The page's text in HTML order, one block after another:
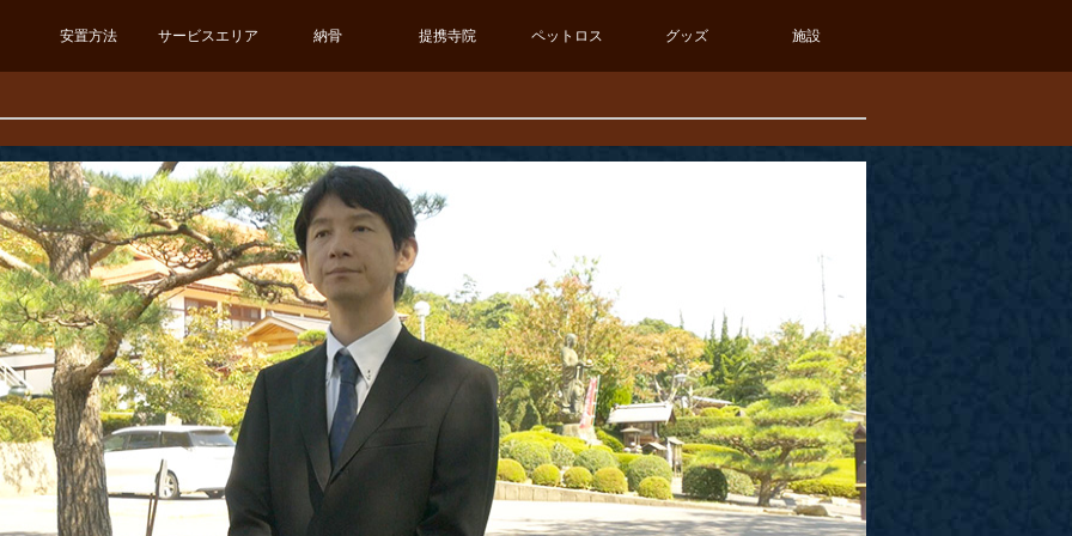
安置方法 サービスエリア 納骨 提携寺院 ペットロス グッズ 施設